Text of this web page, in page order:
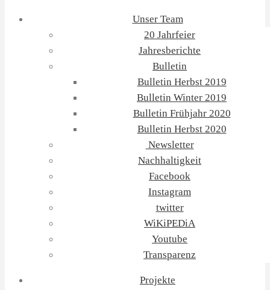
Unser Team
20 Jahrfeier
Jahresberichte
Bulletin
Bulletin Herbst 2019
Bulletin Winter 2019
Bulletin Frühjahr 2020
Bulletin Herbst 2020
Newsletter
Nachhaltigkeit
Facebook
Instagram
twitter
WiKiPEDiA
Youtube
Transparenz
Projekte